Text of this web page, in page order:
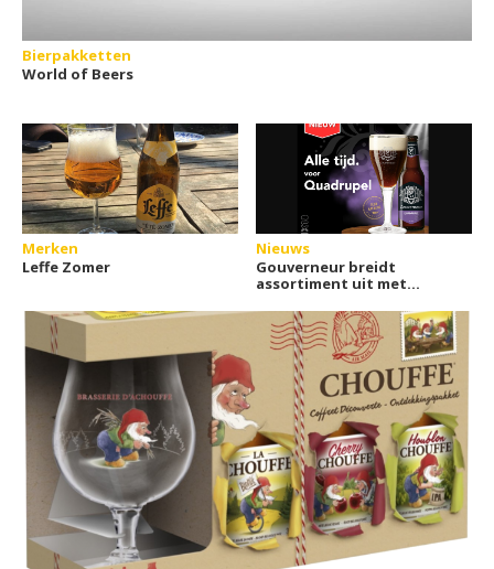
Bierpakketten
World of Beers
Merken
Leffe Zomer
Nieuws
Gouverneur breidt
assortiment uit met